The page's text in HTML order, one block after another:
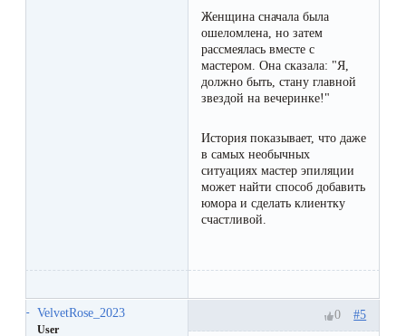
Женщина сначала была
ошеломлена, но затем
рассмеялась вместе с
мастером. Она сказала: "Я,
должно быть, стану главной
звездой на вечеринке!"
История показывает, что даже
в самых необычных
ситуациях мастер эпиляции
может найти способ добавить
юмора и сделать клиентку
счастливой.
VelvetRose_2023
User
#5
0